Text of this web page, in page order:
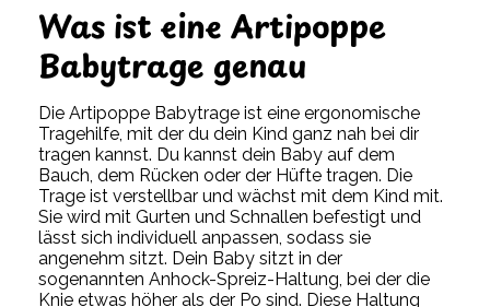
Was ist eine Artipoppe
Babytrage genau
Die Artipoppe Babytrage ist eine ergonomische
Tragehilfe, mit der du dein Kind ganz nah bei dir
tragen kannst. Du kannst dein Baby auf dem
Bauch, dem Rücken oder der Hüfte tragen. Die
Trage ist verstellbar und wächst mit dem Kind mit.
Sie wird mit Gurten und Schnallen befestigt und
lässt sich individuell anpassen, sodass sie
angenehm sitzt. Dein Baby sitzt in der
sogenannten Anhock-Spreiz-Haltung, bei der die
Knie etwas höher als der Po sind. Diese Haltung